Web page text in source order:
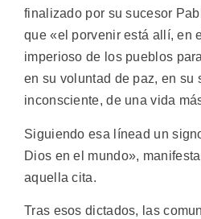
finalizado por su sucesor
que «el porvenir está allí, en
imperioso de los pueblos
en su voluntad de paz, en su
inconsciente, de una vida
Siguiendo esa línead un
Dios en el mundo»,
aquella cita.
Tras esos dictados, las